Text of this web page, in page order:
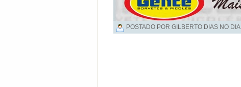
POSTADO POR GILBERTO DIAS NO DIA